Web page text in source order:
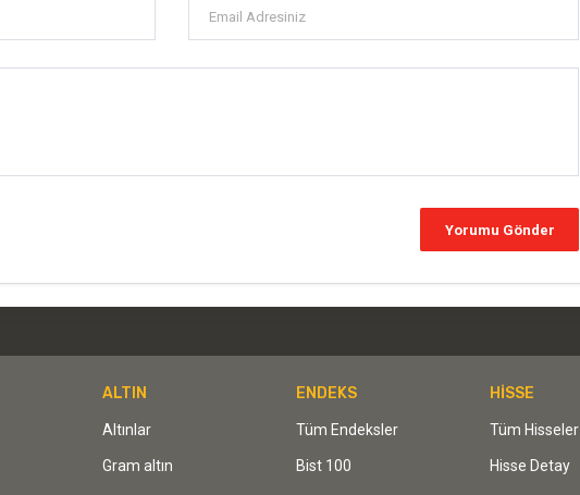
ALTIN
Altınlar
Gram altın
ENDEKS
Tüm Endeksler
Bist 100
HİSSE
Tüm Hisseler
Hisse Detay